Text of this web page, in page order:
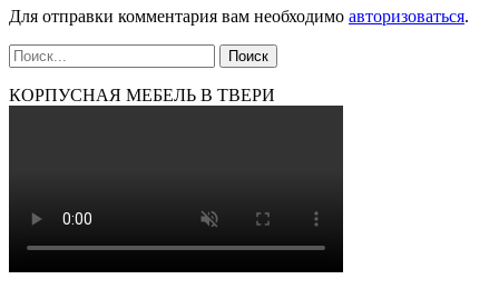
Для отправки комментария вам необходимо авторизоваться.
КОРПУСНАЯ МЕБЕЛЬ В ТВЕРИ